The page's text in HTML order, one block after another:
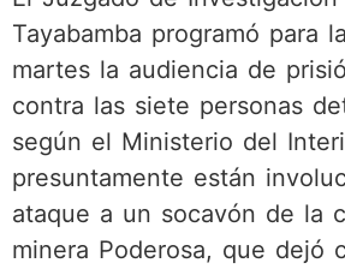
Tayabamba programó para
martes la audiencia de
contra las siete personas
según el Ministerio del
presuntamente están
ataque a un socavón de la
minera Poderosa, que dejó